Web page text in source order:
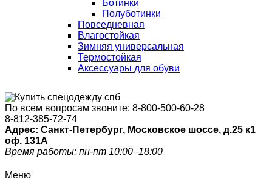
Ботинки
Полуботинки
Повседневная
Влагостойкая
Зимняя универсальная
Термостойкая
Аксессуары для обуви
По всем вопросам звоните: 8-800-500-60-28
8-812-385-72-74
Адрес: Санкт-Петербург, Московское шоссе, д.25 к1
оф. 131A
Время работы: пн-пт 10:00–18:00
Меню